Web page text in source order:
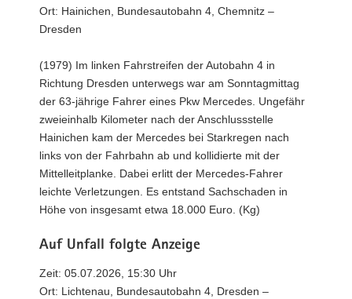
Ort: Hainichen, Bundesautobahn 4, Chemnitz –
Dresden
(1979) Im linken Fahrstreifen der Autobahn 4 in
Richtung Dresden unterwegs war am Sonntagmittag
der 63-jährige Fahrer eines Pkw Mercedes. Ungefähr
zweieinhalb Kilometer nach der Anschlussstelle
Hainichen kam der Mercedes bei Starkregen nach
links von der Fahrbahn ab und kollidierte mit der
Mittelleitplanke. Dabei erlitt der Mercedes-Fahrer
leichte Verletzungen. Es entstand Sachschaden in
Höhe von insgesamt etwa 18.000 Euro. (Kg)
Auf Unfall folgte Anzeige
Zeit: 05.07.2026, 15:30 Uhr
Ort: Lichtenau, Bundesautobahn 4, Dresden –